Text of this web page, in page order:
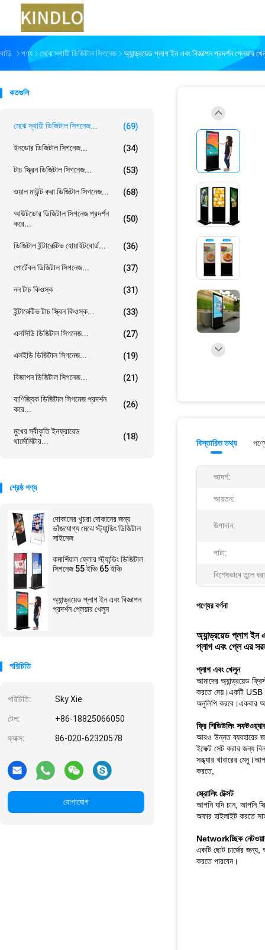
বাড়ি পণ্য মেঝে স্থায়ী ডিজিটাল সিগনেজ অ্যান্ড্রয়েড প্লাগ ইন এবং বিজ্ঞাপন প্রদর্শন প্লেয়ার
কতগুলি
মেঝে স্থায়ী ডিজিটাল সিগনেজ... (69)
ইনডোর ডিজিটাল সিগনেজ... (34)
টাচ স্ক্রিন ডিজিটাল সিগনেজ... (53)
ওয়াল মাউন্ট করা ডিজিটাল সিগনেজ... (68)
আউটডোর ডিজিটাল সিগনেজ প্রদর্শন
করে...
(50)
ডিজিটাল ইন্টারেক্টিভ হোয়াইটবোর্ড... (36)
পোর্টেবল ডিজিটাল সিগনেজ... (37)
নন টাচ কিওস্ক (31)
ইন্টারেক্টিভ টাচ স্ক্রিন কিওস্ক... (33)
এলসিডি ডিজিটাল সিগনেজ... (27)
এলইডি ডিজিটাল সিগনেজ... (19)
বিজ্ঞাপন ডিজিটাল সিগনেজ... (21)
বাণিজ্যিক ডিজিটাল সিগনেজ প্রদর্শন
করে...
(26)
মুখের স্বীকৃতি ইনফ্রারেড
থার্মোমিটার...
(18)
শ্রেষ্ঠ পণ্য
দোকানের খুচরা দোকানের জন্য
ভাঁজযোগ্য মেঝে স্ট্যান্ডিং ডিজিটাল
সাইনেজ
কমার্শিয়াল ফ্লোর স্ট্যান্ডিং ডিজিটাল
সিগনেজ 55 ইঞ্চি 65 ইঞ্চি
অ্যান্ড্রয়েড প্লাগ ইন এবং বিজ্ঞাপন
প্রদর্শন প্লেয়ার খেলুন
পরিচিতি
পরিচিতি: Sky Xie
টেল: +86-18825066050
ফ্যাক্স: 86-020-62320578
যোগাযোগ
বিস্তারিত তথ্য
আদর্শ:
আয়তন:
উপাদান:
পাটা:
বিশেষভাবে তুলে
পণ্যের বর্ণনা
অ্যান্ড্রয়েড প্লাগ ইন
প্লাগ এবং প্লে এর
প্লাগ এবং খেলুন
আমাদের অ্যান্ড্রয়েড
করতে দেয়।একটি USB
অনুলিপি করবে।একবার
ফ্রি শিডিউলিং
আরও উন্নত ব্যবহারের
ইফেক্ট সেট করার জন্য
সন্ধ্যার খাবারের
করতে,
স্ক্রোলিং টেক্সট
আপনি যদি চান, আপনি
অফার হাইলাইট করতে
Networkচ্ছিক
একটি ছোট চার্জের
করতে পারবেন।